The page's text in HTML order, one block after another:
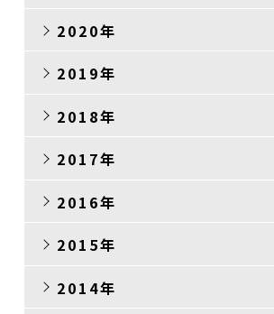
2020年
2019年
2018年
2017年
2016年
2015年
2014年